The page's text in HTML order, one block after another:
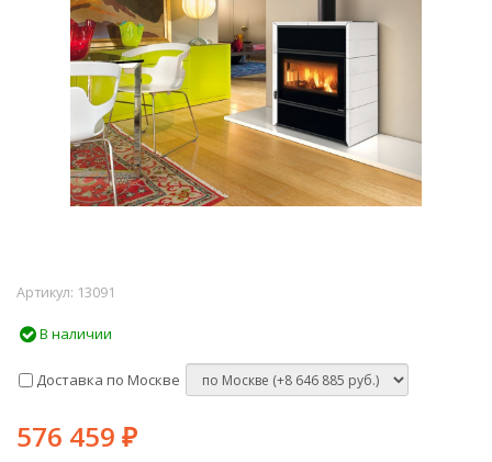
Артикул: 13091
В наличии
Доставка по Москве
576 459 ₽